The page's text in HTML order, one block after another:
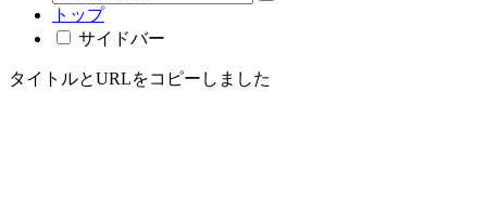
トップ
サイドバー
タイトルとURLをコピーしました